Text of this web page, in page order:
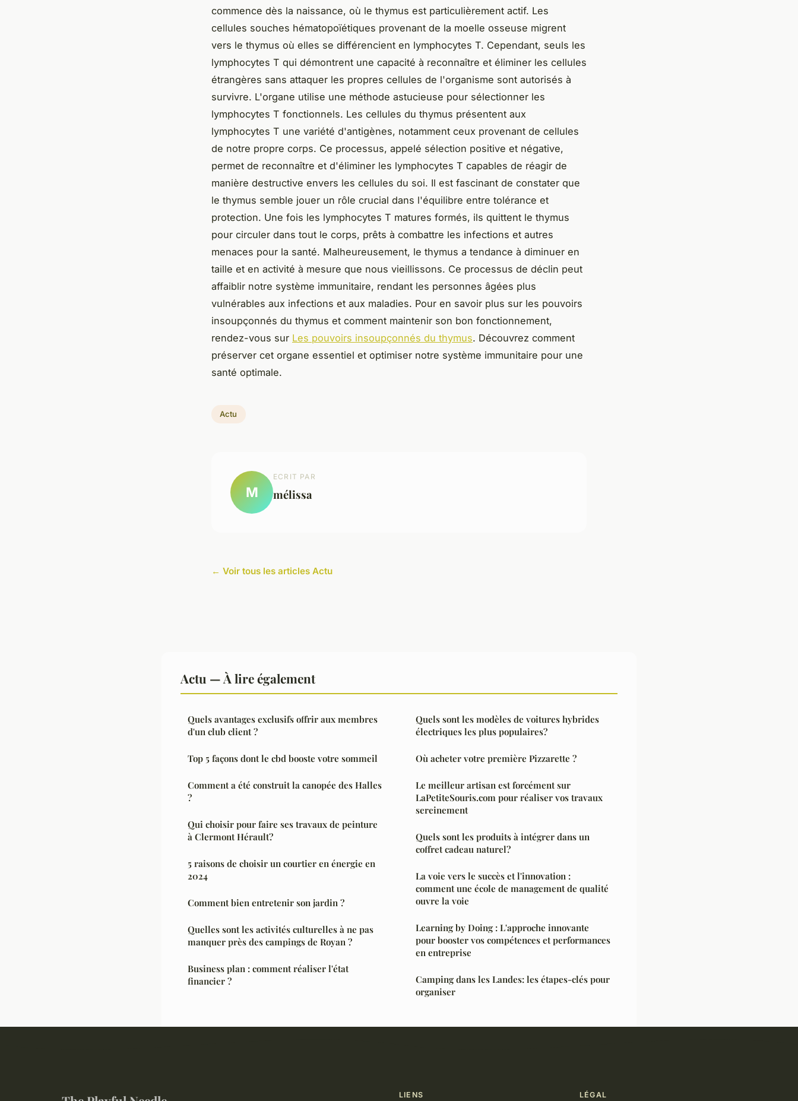
commence dès la naissance, où le thymus est particulièrement actif. Les
cellules souches hématopoïétiques provenant de la moelle osseuse migrent
vers le thymus où elles se différencient en lymphocytes T. Cependant, seuls les
lymphocytes T qui démontrent une capacité à reconnaître et éliminer les cellules
étrangères sans attaquer les propres cellules de l'organisme sont autorisés à
survivre. L'organe utilise une méthode astucieuse pour sélectionner les
lymphocytes T fonctionnels. Les cellules du thymus présentent aux
lymphocytes T une variété d'antigènes, notamment ceux provenant de cellules
de notre propre corps. Ce processus, appelé sélection positive et négative,
permet de reconnaître et d'éliminer les lymphocytes T capables de réagir de
manière destructive envers les cellules du soi. Il est fascinant de constater que
le thymus semble jouer un rôle crucial dans l'équilibre entre tolérance et
protection. Une fois les lymphocytes T matures formés, ils quittent le thymus
pour circuler dans tout le corps, prêts à combattre les infections et autres
menaces pour la santé. Malheureusement, le thymus a tendance à diminuer en
taille et en activité à mesure que nous vieillissons. Ce processus de déclin peut
affaiblir notre système immunitaire, rendant les personnes âgées plus
vulnérables aux infections et aux maladies. Pour en savoir plus sur les pouvoirs
insoupçonnés du thymus et comment maintenir son bon fonctionnement,
rendez-vous sur Les pouvoirs insoupçonnés du thymus. Découvrez comment
préserver cet organe essentiel et optimiser notre système immunitaire pour une
santé optimale.
Actu
M
ECRIT PAR
mélissa
← Voir tous les articles Actu
Actu — À lire également
Quels avantages exclusifs offrir aux membres
d'un club client ?
Top 5 façons dont le cbd booste votre sommeil
Comment a été construit la canopée des Halles
?
Qui choisir pour faire ses travaux de peinture
à Clermont Hérault?
5 raisons de choisir un courtier en énergie en
2024
Comment bien entretenir son jardin ?
Quelles sont les activités culturelles à ne pas
manquer près des campings de Royan ?
Business plan : comment réaliser l'état
financier ?
Quels sont les modèles de voitures hybrides
électriques les plus populaires?
Où acheter votre première Pizzarette ?
Le meilleur artisan est forcément sur
LaPetiteSouris.com pour réaliser vos travaux
sereinement
Quels sont les produits à intégrer dans un
coffret cadeau naturel?
La voie vers le succès et l'innovation :
comment une école de management de qualité
ouvre la voie
Learning by Doing : L'approche innovante
pour booster vos compétences et performances
en entreprise
Camping dans les Landes: les étapes-clés pour
organiser
LIENS LÉGAL